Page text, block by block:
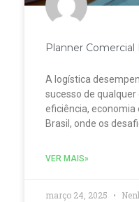
Planner Comercial
A logística
sucesso de
eficiência, economia
Brasil, onde os
VER MAIS»
março 24, 2025